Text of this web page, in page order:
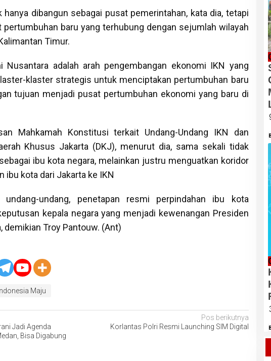
hanya dibangun sebagai pusat pemerintahan, kata dia, tetapi
pertumbuhan baru yang terhubung dengan sejumlah wilayah
Timur.
Nusantara adalah arah pengembangan ekonomi IKN yang
klaster strategis untuk menciptakan pertumbuhan baru
tujuan menjadi pusat pertumbuhan ekonomi yang baru di
Mahkamah Konstitusi terkait Undang-Undang IKN dan
Khusus Jakarta (DKJ), menurut dia, sama sekali tidak
ibu kota negara, melainkan justru menguatkan koridor
ibu kota dari Jakarta ke IKN
undang-undang, penetapan resmi perpindahan ibu kota
kepala negara yang menjadi kewenangan Presiden
demikian Troy Pantouw. (Ant)
Indonesia Maju
Jadi Agenda
Bisa Digabung
Pos berikutnya
Korlantas Polri Resmi Launching SIM Digital